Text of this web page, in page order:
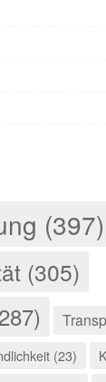
(397)
(305)
(23)